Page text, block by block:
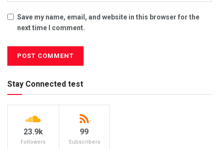
Save my name, email, and website in this browser for the
next time I comment.
Stay Connected test
23.9k
Followers
99
Subscribers